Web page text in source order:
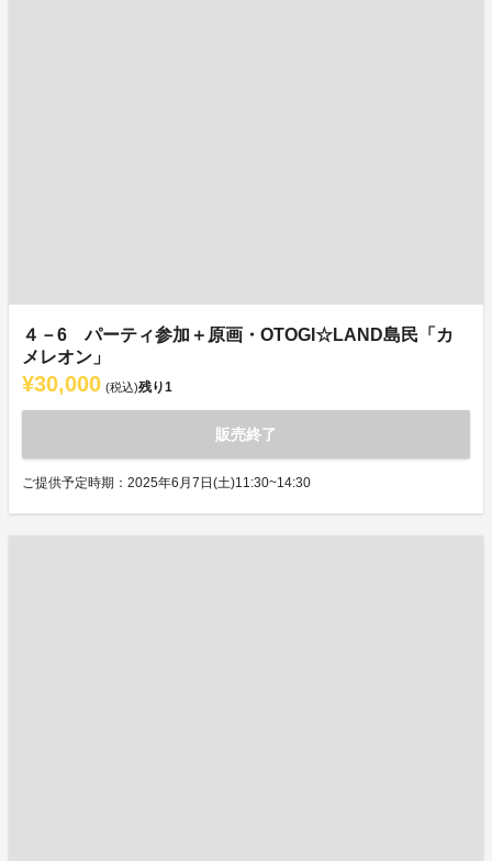
４－6 パーティ参加＋原画・OTOGI☆LAND島民「カ
メレオン」
¥30,000 (税込)残り1
販売終了
ご提供予定時期：2025年6月7日(土)11:30~14:30